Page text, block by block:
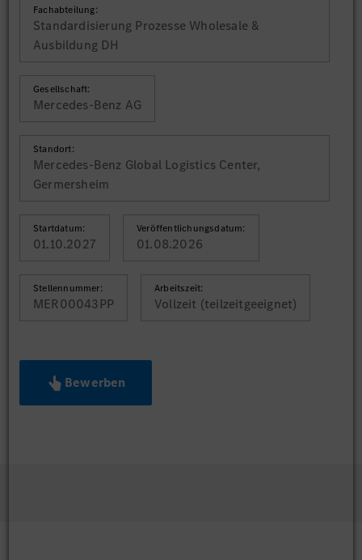
Fachabteilung:
Standardisierung Prozesse Wholesale &
Ausbildung DH
Gesellschaft:
Mercedes-Benz AG
Standort:
Mercedes-Benz Global Logistics Center,
Germersheim
Startdatum:
01.10.2027
Veröffentlichungsdatum:
01.08.2026
Stellennummer:
MER00043PP
Arbeitszeit:
Vollzeit (teilzeitgeeignet)
Bewerben